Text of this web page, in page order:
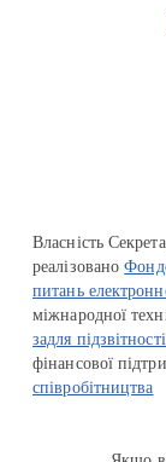
Власність
реалізовано
питань
міжнародної
задля
фінансової
співробітництва